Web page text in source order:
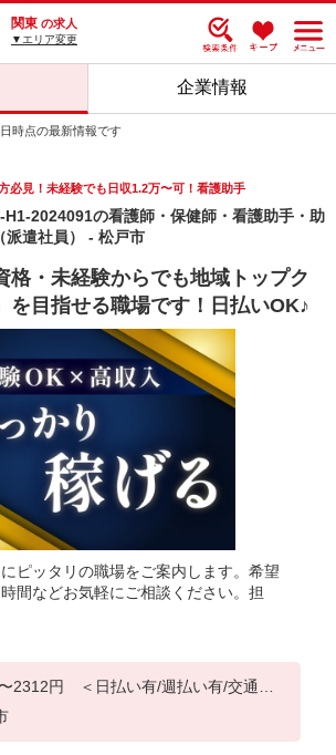
関東 の求人
▼エリア変更
企業情報
時点の最新情報です
必見！未経験でも日収1.2万〜可！看護助手
2024091の看護師・保健師・看護助手・助
派遣社員） - 松戸市
・未経験からでも地域トップク
を目指せる職場です！日払いOK♪
ピッタリの職場をご案内します。希望
間などお気軽にご相談ください。担
2312円 ＜日払い有/週払い有/交通費
ン代含む)＞